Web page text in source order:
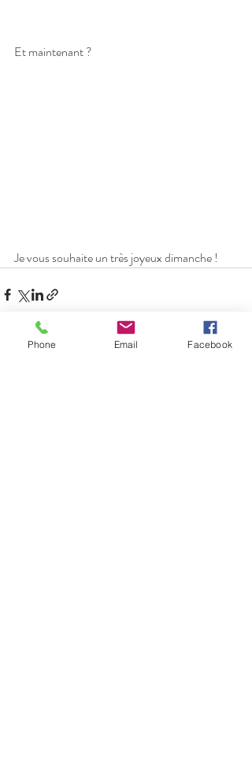
Et maintenant ?
Je vous souhaite un très joyeux dimanche !
Phone Email Facebook